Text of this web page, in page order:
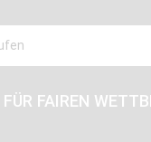
FAIREN